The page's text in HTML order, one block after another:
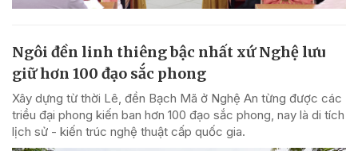
Ngôi đền linh thiêng bậc nhất xứ Nghệ lưu
giữ hơn 100 đạo sắc phong
Xây dựng từ thời Lê, đền Bạch Mã ở Nghệ An từng được các
triều đại phong kiến ban hơn 100 đạo sắc phong, nay là di tích
lịch sử - kiến trúc nghệ thuật cấp quốc gia.